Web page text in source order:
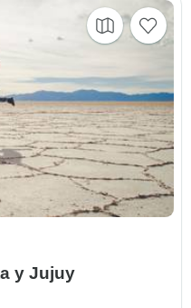
y Jujuy